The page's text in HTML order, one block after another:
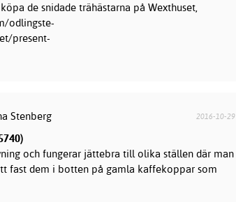
de snidade trähästarna på Wexthuset,
odlingste-
present-
Stenberg 2016-10-29
och fungerar jättebra till olika ställen där man
fast dem i botten på gamla kaffekoppar som